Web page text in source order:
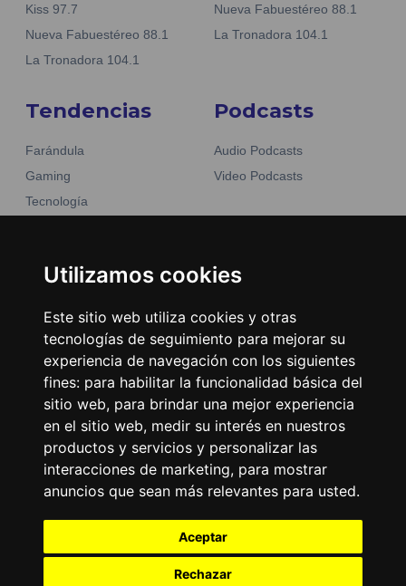
Utilizamos cookies
Este sitio web utiliza cookies y otras
tecnologías de seguimiento para mejorar su
experiencia de navegación con los siguientes
fines: para habilitar la funcionalidad básica del
sitio web, para brindar una mejor experiencia
en el sitio web, medir su interés en nuestros
productos y servicios y personalizar las
interacciones de marketing, para mostrar
anuncios que sean más relevantes para usted.
Aceptar
Rechazar
Kiss 97.7
Nueva Fabuestéreo 88.1
La Tronadora 104.1
Nueva Fabuestéreo 88.1
La Tronadora 104.1
Tendencias
Farándula
Gaming
Tecnología
Noticias
Podcasts
Audio Podcasts
Video Podcasts
Emisoras Unidas
Encuéntranos
Contacto
Términos y condiciones
Directorio
Grupo Emisoras Unidas